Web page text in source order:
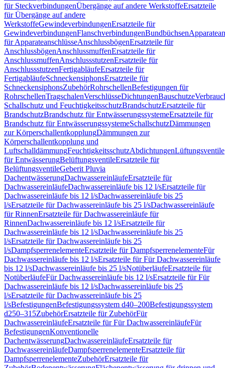
für SteckverbindungenÜbergänge auf andere WerkstoffeErsatzteile
für Übergänge auf andere
WerkstoffeGewindeverbindungenErsatzteile für
GewindeverbindungenFlanschverbindungenBundbüchsen
für ApparateanschlüsseAnschlussbögenErsatzteile für
AnschlussbögenAnschlussmuffenErsatzteile für
AnschlussmuffenAnschlussstutzenErsatzteile für
AnschlussstutzenFertigabläufeErsatzteile für
FertigabläufeSchneckensiphonsErsatzteile für
SchneckensiphonsZubehörRohrschellenBefestigungen für
RohrschellenTragschalenVerschlüsseDichtungenBauschutze
Schallschutz und FeuchtigkeitsschutzBrandschutzErsatzteile für
BrandschutzBrandschutz für EntwässerungssystemeErsatzteile für
Brandschutz für EntwässerungssystemeSchallschutzDämmungen
zur KörperschallentkopplungDämmungen zur
Körperschallentkopplung und
LuftschalldämmungFeuchtigkeitsschutzAbdichtungenLüftungsventile
für EntwässerungBelüftungsventileErsatzteile für
BelüftungsventileGeberit Pluvia
DachentwässerungDachwassereinläufeErsatzteile für
DachwassereinläufeDachwassereinläufe bis 12 l/sErsatzteile für
Dachwassereinläufe bis 12 l/sDachwassereinläufe bis 25
l/sErsatzteile für Dachwassereinläufe bis 25 l/sDachwassereinläufe
für RinnenErsatzteile für Dachwassereinläufe für
RinnenDachwassereinläufe bis 12 l/sErsatzteile für
Dachwassereinläufe bis 12 l/sDachwassereinläufe bis 25
l/sErsatzteile für Dachwassereinläufe bis 25
l/sDampfsperrenelementeErsatzteile für DampfsperrenelementeFür
Dachwassereinläufe bis 12 l/sErsatzteile für Für Dachwassereinläufe
bis 12 l/sDachwassereinläufe bis 25 l/sNotüberläufeErsatzteile für
NotüberläufeFür Dachwassereinläufe bis 12 l/sErsatzteile für Für
Dachwassereinläufe bis 12 l/sDachwassereinläufe bis 25
l/sErsatzteile für Dachwassereinläufe bis 25
l/sBefestigungenBefestigungssystem d40–200Befestigungssystem
d250–315ZubehörErsatzteile für ZubehörFür
DachwassereinläufeErsatzteile für Für DachwassereinläufeFür
BefestigungenKonventionelle
DachentwässerungDachwassereinläufeErsatzteile für
DachwassereinläufeDampfsperrenelementeErsatzteile für
DampfsperrenelementeZubehörErsatzteile für